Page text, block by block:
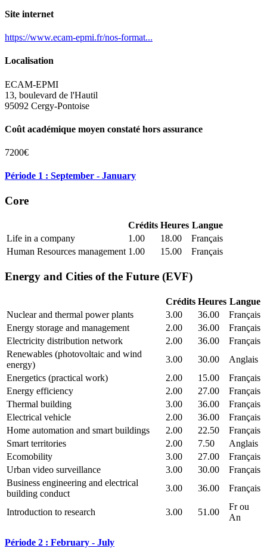
Site internet
https://www.ecam-epmi.fr/nos-format...
Localisation
ECAM-EPMI
13, boulevard de l'Hautil
95092 Cergy-Pontoise
Coût académique moyen constaté hors assurance
7200€
Période 1 : September - January
Core
Crédits Heures Langue
Life in a company
1.00 18.00
Français
Human Resources management 1.00 15.00 Français
Energy and Cities of the Future (EVF)
Crédits Heures Langue
Nuclear and thermal power plants
3.00 36.00
Français
Energy storage and management
2.00 36.00
Français
Electricity distribution network
2.00 36.00
Français
Renewables (photovoltaic and wind
energy)
3.00 30.00
Anglais
Energetics (practical work)
2.00 15.00
Français
Energy efficiency
2.00 27.00
Français
Thermal building
3.00 36.00
Français
Electrical vehicle
2.00 36.00
Français
Home automation and smart buildings
2.00 22.50
Français
Smart territories
2.00 7.50
Anglais
Ecomobility
3.00 27.00
Français
Urban video surveillance
3.00 30.00
Français
Business engineering and electrical
building conduct
3.00 36.00 Français
Introduction to research 3.00 51.00
Fr ou
An
Période 2 : February - July